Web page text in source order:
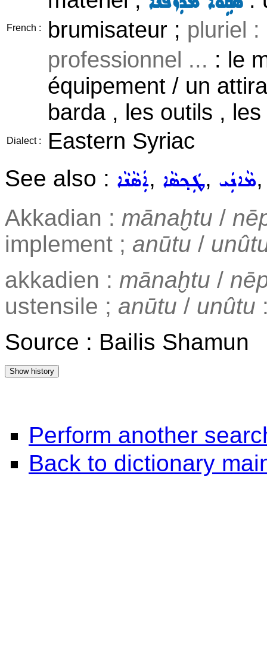
French :
brumisateur ; pluriel :
professionnel ... : le
équipement / un
barda , les outils ,
Dialect :
Eastern Syriac
See also : ܐܲܣܵܢܵܐ, ܛܲܟ݂ܣܵܐ, ܡܵܐܢܲܝ
Akkadian : mānaḫtu /
implement ; anūtu /
akkadien : mānaḫtu /
ustensile ; anūtu / unûtu
Source : Bailis Shamun
Perform another
Back to dictionary